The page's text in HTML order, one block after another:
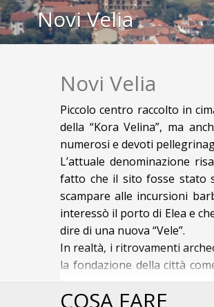
Novi Velia
Novi Velia
Piccolo centro raccolto in
della “Kora Velina”, ma
numerosi e devoti
L’attuale denominazione
fatto che il sito fosse stato
scampare alle incursioni
interessò il porto di Elea e
dire di una nuova “Vele”.
In realtà, i ritrovamenti
la fondazione della città
Enotri, popolo originario del
sarebbe ascrivibile la data di
ALCUNE IDEE A
COSA FARE